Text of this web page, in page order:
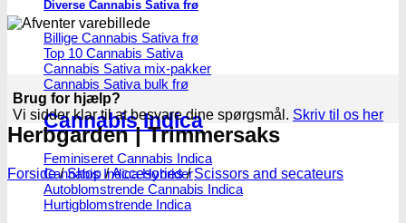
Diverse Cannabis Sativa frø
Billige Cannabis Sativa frø
Top 10 Cannabis Sativa
Cannabis Sativa mix-pakker
Cannabis Sativa bulk frø
Cannabis Indica
Feminiseret Cannabis Indica
Cannabis Indica Hybrider
Autoblomstrende Cannabis Indica
Hurtigblomstrende Indica
Brug for hjælp?
Vi sidder klar til at besvare dine spørgsmål. Skriv til os her
Herbgarden | Trimmersaks
Forside / Shop /Accesories / Scissors and secateurs